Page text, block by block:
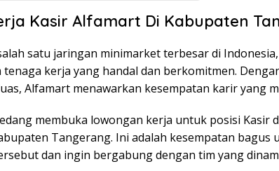
Kasir Alfamart Di Kabupaten
satu jaringan minimarket terbesar di
kerja yang handal dan berkomitmen.
Alfamart menawarkan kesempatan karir yang
membuka lowongan kerja untuk posisi Kasir
Tangerang. Ini adalah kesempatan bagus
dan ingin bergabung dengan tim yang